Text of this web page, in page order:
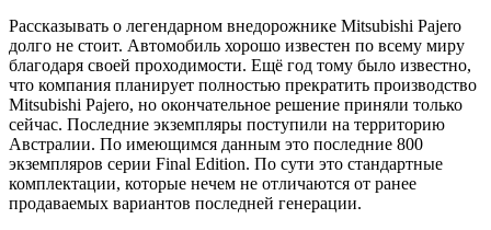
Рассказывать о легендарном внедорожнике Mitsubishi Pajero
долго не стоит. Автомобиль хорошо известен по всему миру
благодаря своей проходимости. Ещё год тому было известно,
что компания планирует полностью прекратить производство
Mitsubishi Pajero, но окончательное решение приняли только
сейчас. Последние экземпляры поступили на территорию
Австралии. По имеющимся данным это последние 800
экземпляров серии Final Edition. По сути это стандартные
комплектации, которые нечем не отличаются от ранее
продаваемых вариантов последней генерации.